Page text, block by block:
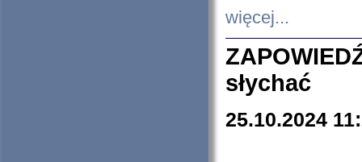
więcej...
słychać
25.10.2024